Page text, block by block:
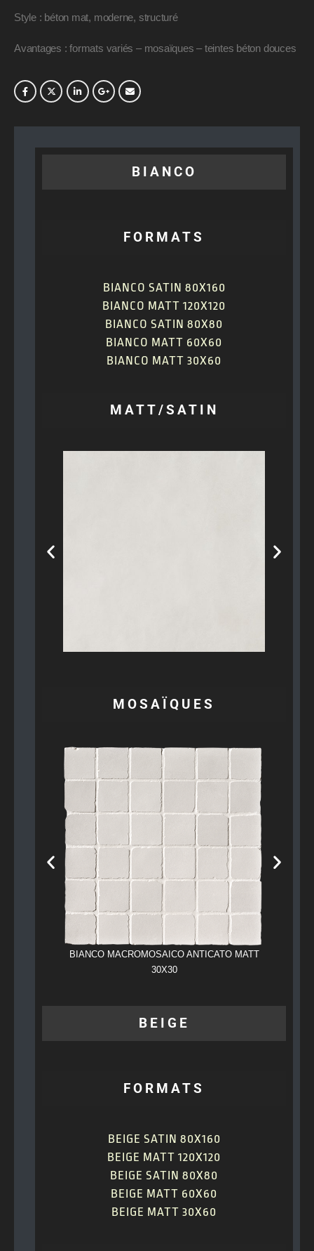
Style : béton mat, moderne, structuré
Avantages : formats variés – mosaïques – teintes béton douces
BIANCO
FORMATS
BIANCO SATIN 80X160
BIANCO MATT 120X120
BIANCO SATIN 80X80
BIANCO MATT 60X60
BIANCO MATT 30X60
MATT/SATIN
MOSAÏQUES
BIANCO MACROMOSAICO ANTICATO MATT
30X30
BEIGE
FORMATS
BEIGE SATIN 80X160
BEIGE MATT 120X120
BEIGE SATIN 80X80
BEIGE MATT 60X60
BEIGE MATT 30X60